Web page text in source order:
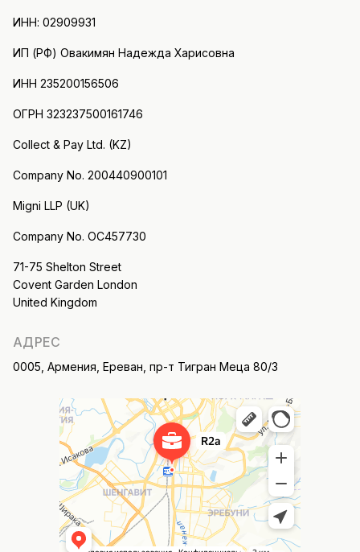
ИНН: 02909931
ИП (РФ) Овакимян Надежда Харисовна
ИНН 235200156506
ОГРН 323237500161746
Collect & Pay Ltd. (KZ)
Company No. 200440900101
Migni LLP (UK)
Company No. OC457730
71-75 Shelton Street
Covent Garden London
United Kingdom
АДРЕС
0005, Армения, Ереван, пр-т Тигран Меца 80/3